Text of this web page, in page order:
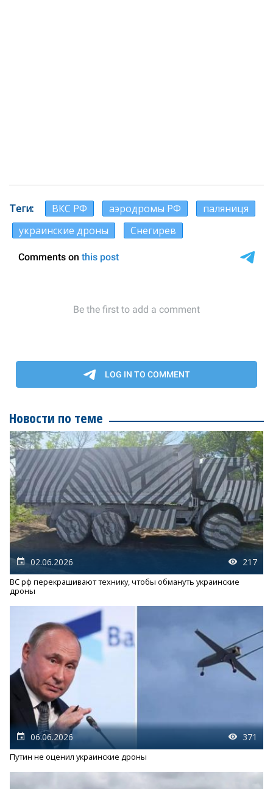
Теги ВКС РФ аэродромы РФ
паляниця
украинские дроны
Снегирев
Новости по теме
02.06.2026 217
ВС рф перекрашивают технику, чтобы обмануть украинские
дроны
06.06.2026 371
Путин не оценил украинские дроны